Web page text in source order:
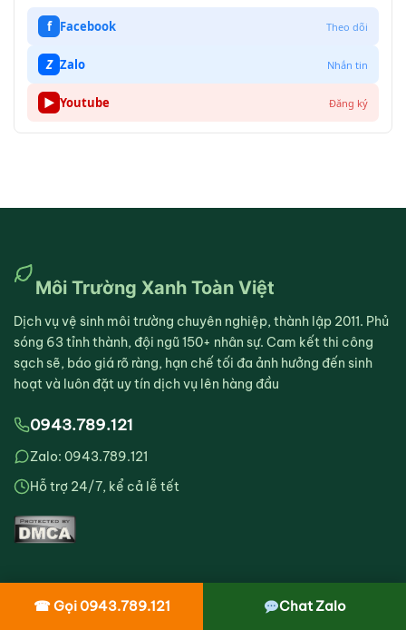
f Facebook Theo dõi
Z Zalo Nhắn tin
▶ Youtube Đăng ký
Môi Trường Xanh Toàn Việt
Dịch vụ vệ sinh môi trường chuyên nghiệp, thành lập 2011. Phủ
sóng 63 tỉnh thành, đội ngũ 150+ nhân sự. Cam kết thi công
sạch sẽ, báo giá rõ ràng, hạn chế tối đa ảnh hưởng đến sinh
hoạt và luôn đặt uy tín dịch vụ lên hàng đầu
0943.789.121
Zalo: 0943.789.121
Hỗ trợ 24/7, kể cả lễ tết
☎ Gọi 0943.789.121 Chat Zalo